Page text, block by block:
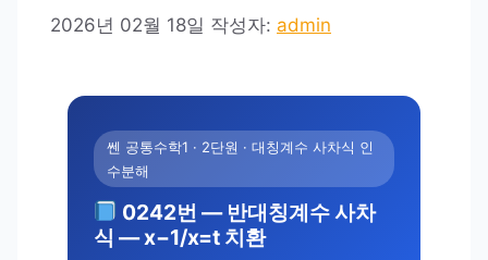
2026년 02월 18일 작성자: admin
쎈 공통수학1 · 2단원 · 대칭계수 사차식 인
수분해
0242번 — 반대칭계수 사차
식 — x−1/x=t 치환